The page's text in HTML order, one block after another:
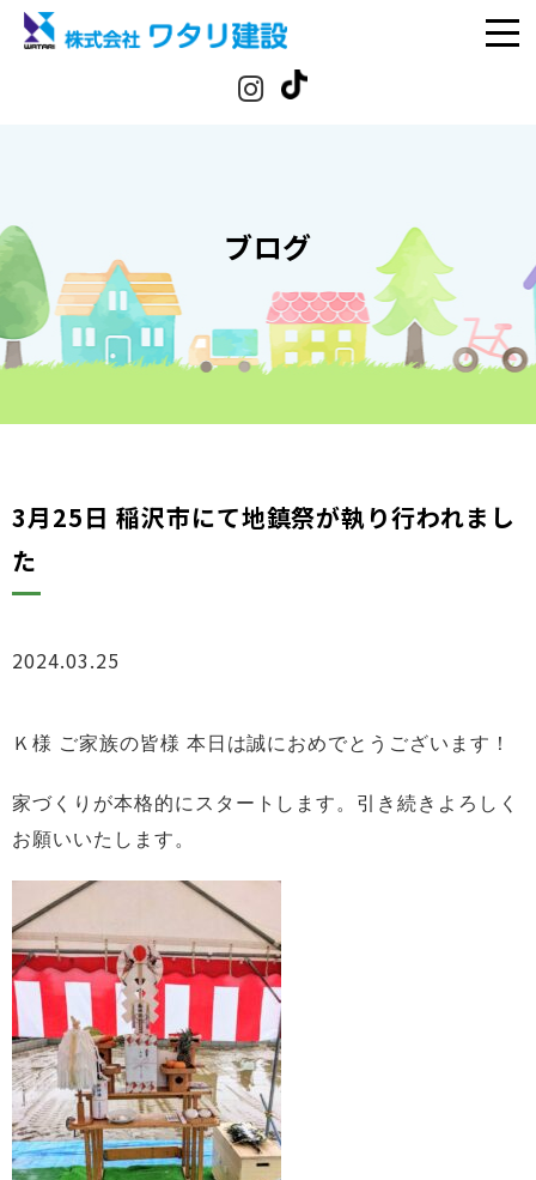
ブログ
3月25日 稲沢市にて地鎮祭が執り行われまし
た
2024.03.25
Ｋ様 ご家族の皆様 本日は誠におめでとうございます！
家づくりが本格的にスタートします。引き続きよろしく
お願いいたします。